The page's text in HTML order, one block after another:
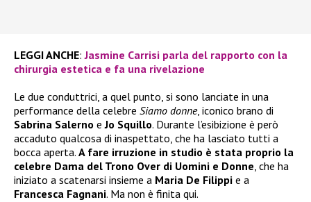
LEGGI ANCHE:Jasmine Carrisi parla del rapporto con la
chirurgia estetica e fa una rivelazione
Le due conduttrici, a quel punto, si sono lanciate in una
performance della celebre Siamo donne, iconico brano di
Sabrina Salerno eJo Squillo. Durante l’esibizione è però
accaduto qualcosa di inaspettato, che ha lasciato tutti a
bocca aperta. A fare irruzione in studio è stata proprio la
celebre Dama del Trono Over di Uomini e Donne, che ha
iniziato a scatenarsi insieme a Maria De Filippi e a
Francesca Fagnani. Ma non è finita qui.